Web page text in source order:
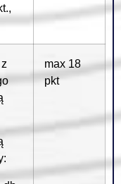
max 18
pkt